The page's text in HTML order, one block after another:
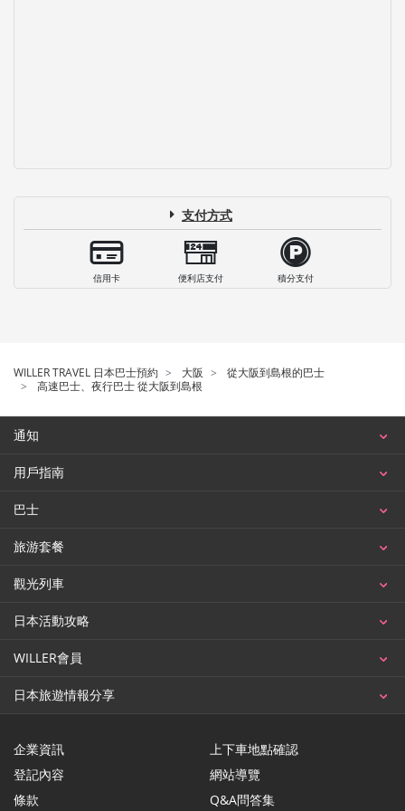
支付方式
信用卡 便利店支付 積分支付
WILLER TRAVEL 日本巴士預約 大阪
從大阪到島根的巴士
高速巴士、夜行巴士 從大阪到島根
通知
用戶指南
巴士
旅游套餐
觀光列車
日本活動攻略
WILLER會員
日本旅遊情報分享
企業資訊
登記內容
條款
上下車地點確認
網站導覽
Q&A問答集